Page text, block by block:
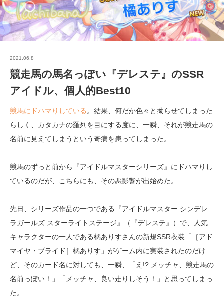
2021.06.8
競走馬の馬名っぽい『デレステ』のSSR
アイドル、個人的Best10
競馬にドハマりしている 。結果、何だか色々と拗らせてしまった
らしく、カタカナの羅列を目にする度に、一瞬、それが競走馬の
名前に見えてしまうという奇病を患ってしまった。
競馬のずっと前から『アイドルマスターシリーズ』にドハマりし
ているのだが、こちらにも、その悪影響が出始めた。
先日、シリーズ作品の一つである『アイドルマスター シンデレ
ラガールズ スターライトステージ』（『デレステ』）で、人気
キャラクターの一人である橘ありすさんの新規SSR衣装「［アド
マイヤ・ブライド］橘ありす」がゲーム内に実装されたのだけ
ど、そのカード名に対しても、一瞬、「え!? メッチャ、競走馬の
名前っぽい！」「メッチャ、良い走りしそう！」と思ってしまっ
た。